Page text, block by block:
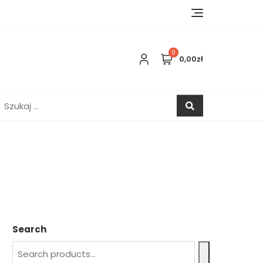
0
0,00zł
Search